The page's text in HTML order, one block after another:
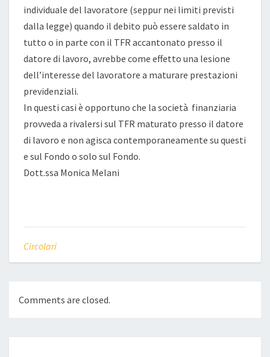
individuale del lavoratore (seppur nei limiti previsti
dalla legge) quando il debito può essere saldato in
tutto o in parte con il TFR accantonato presso il
datore di lavoro, avrebbe come effetto una lesione
dell’interesse del lavoratore a maturare prestazioni
previdenziali.
In questi casi è opportuno che la società finanziaria
provveda a rivalersi sul TFR maturato presso il datore
di lavoro e non agisca contemporaneamente su questi
e sul Fondo o solo sul Fondo.
Dott.ssa Monica Melani
Circolari
Comments are closed.